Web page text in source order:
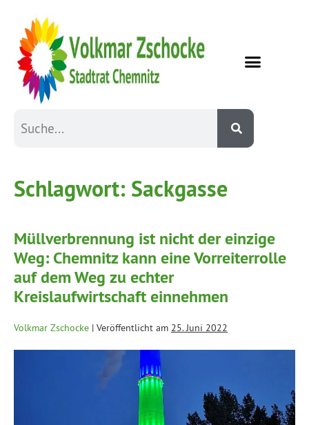
Schlagwort: Sackgasse
Müllverbrennung ist nicht der einzige
Weg: Chemnitz kann eine Vorreiterrolle
auf dem Weg zu echter
Kreislaufwirtschaft einnehmen
Volkmar Zschocke | Veröffentlicht am 25. Juni 2022